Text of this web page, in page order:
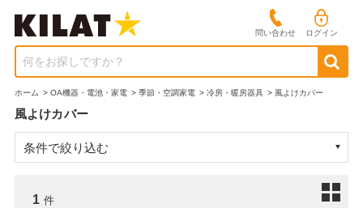
問い合わせ ログイン
何をお探しですか？
ホーム > OA機器・電池・家電 > 季節・空調家電 > 冷房・暖房器具 > 風よけカバー
風よけカバー
条件で絞り込む
1 件